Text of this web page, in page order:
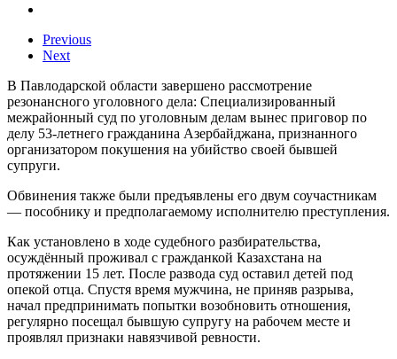
Previous
Next
В Павлодарской области завершено рассмотрение
резонансного уголовного дела: Специализированный
межрайонный суд по уголовным делам вынес приговор по
делу 53-летнего гражданина Азербайджана, признанного
организатором покушения на убийство своей бывшей
супруги.
Обвинения также были предъявлены его двум соучастникам
— пособнику и предполагаемому исполнителю преступления.
Как установлено в ходе судебного разбирательства,
осуждённый проживал с гражданкой Казахстана на
протяжении 15 лет. После развода суд оставил детей под
опекой отца. Спустя время мужчина, не приняв разрыва,
начал предпринимать попытки возобновить отношения,
регулярно посещал бывшую супругу на рабочем месте и
проявлял признаки навязчивой ревности.